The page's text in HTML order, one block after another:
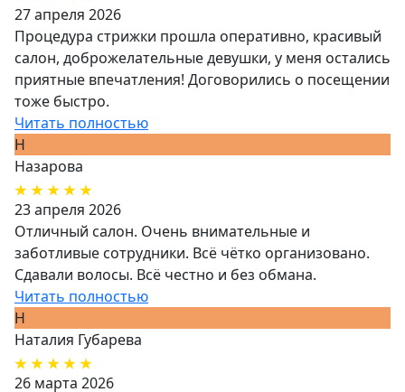
27 апреля 2026
Процедура стрижки прошла оперативно, красивый
салон, доброжелательные девушки, у меня остались
приятные впечатления! Договорились о посещении
тоже быстро.
Читать полностью
Н
Назарова
23 апреля 2026
Отличный салон. Очень внимательные и
заботливые сотрудники. Всё чётко организовано.
Сдавали волосы. Всё честно и без обмана.
Читать полностью
Н
Наталия Губарева
26 марта 2026